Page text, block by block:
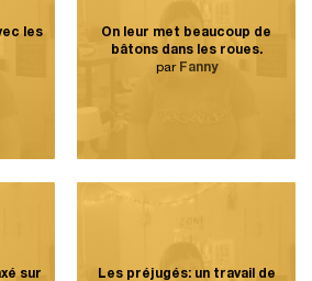
les
On leur met beaucoup de
bâtons dans les roues.
par Fanny
sur
Les préjugés: un travail de